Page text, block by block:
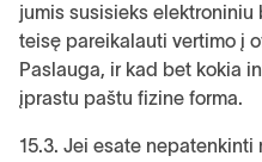
jumis susisieks
teisę pareikalauti vertimo į
Paslauga, ir kad bet kokia
įprastu paštu fizine forma.
15.3. Jei esate